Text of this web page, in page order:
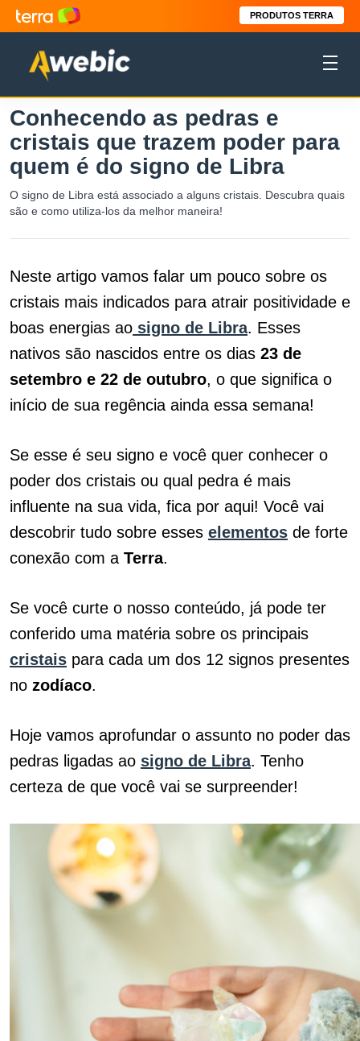
PRODUTOS TERRA
Conhecendo as pedras e
cristais que trazem poder para
quem é do signo de Libra
O signo de Libra está associado a alguns cristais. Descubra quais
são e como utiliza-los da melhor maneira!
Neste artigo vamos falar um pouco sobre os
cristais mais indicados para atrair positividade e
boas energias ao signo de Libra. Esses
nativos são nascidos entre os dias 23 de
setembro e 22 de outubro, o que significa o
início de sua regência ainda essa semana!
Se esse é seu signo e você quer conhecer o
poder dos cristais ou qual pedra é mais
influente na sua vida, fica por aqui! Você vai
descobrir tudo sobre esses elementos de forte
conexão com a Terra.
Se você curte o nosso conteúdo, já pode ter
conferido uma matéria sobre os principais
cristais para cada um dos 12 signos presentes
no zodíaco.
Hoje vamos aprofundar o assunto no poder das
pedras ligadas ao signo de Libra. Tenho
certeza de que você vai se surpreender!